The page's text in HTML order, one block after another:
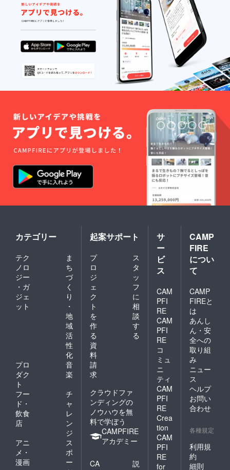
期間中
に館長
に就任
してい
ただ
き、点
灯式も
行いま
す。 ま
た、文
化のみ
ち界隈
設、橦
木館に
お越し
になる
お客様
にご挨
拶など
のお仕
事を経
いただ
きま
す。 ご
と時間
を事前
に相談
の上、
就任日
を決定
いたし
カテゴリー
テク
ノロ
ジー
・ガ
ジェ
ット
ま
ち
づ
く
り
・
地
域
活
性
化
プロ
ダク
ト
音
楽
フー
ド・
飲食
店
チ
ャ
レ
ン
ジ
アニ
メ・
漫画
ス
ポ
ー
起案サポート
プ
ロ
ジ
ェ
ク
ト
を
作
る
ス
タ
ッ
フ
に
相
談
す
る
資
料
請
求
クラウドファ
ンディングの
ノウハウを無
料で学ぼう
CAMPFIRE
アカデミー
CA
説
サ
ー
ビ
ス
CAM
PFI
RE
CAM
PFI
RE
コ
ミュ
ニ
ティ
CAM
PFI
RE
Crea
tion
CAM
PFI
RE
for
CAMP
FIRE
につい
て
CAMP
FIREと
は
あんし
ん・安
全への
取り組
み
ニュー
ス
ヘルプ
お問い
合わせ
各種規定
利用規
約
細則